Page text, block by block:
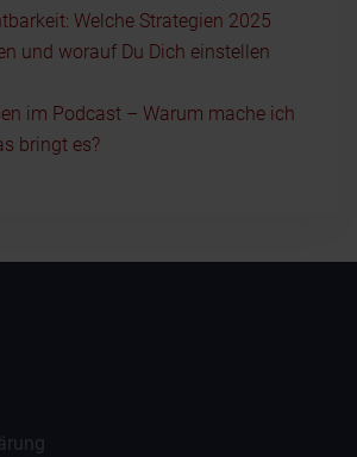
Welche Strategien 2025
und worauf Du Dich einstellen
im Podcast – Warum mache ich
bringt es?